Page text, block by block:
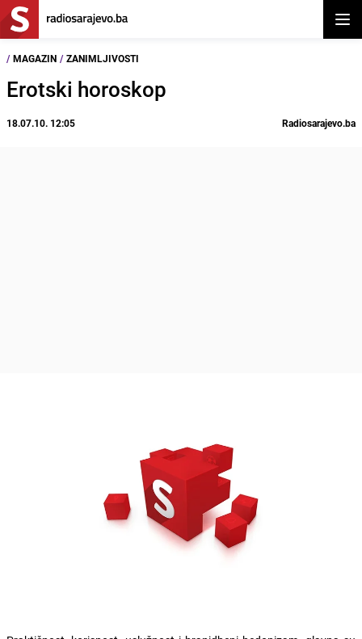
/ MAGAZIN / ZANIMLJIVOSTI
Erotski horoskop
18.07.10. 12:05 Radiosarajevo.ba